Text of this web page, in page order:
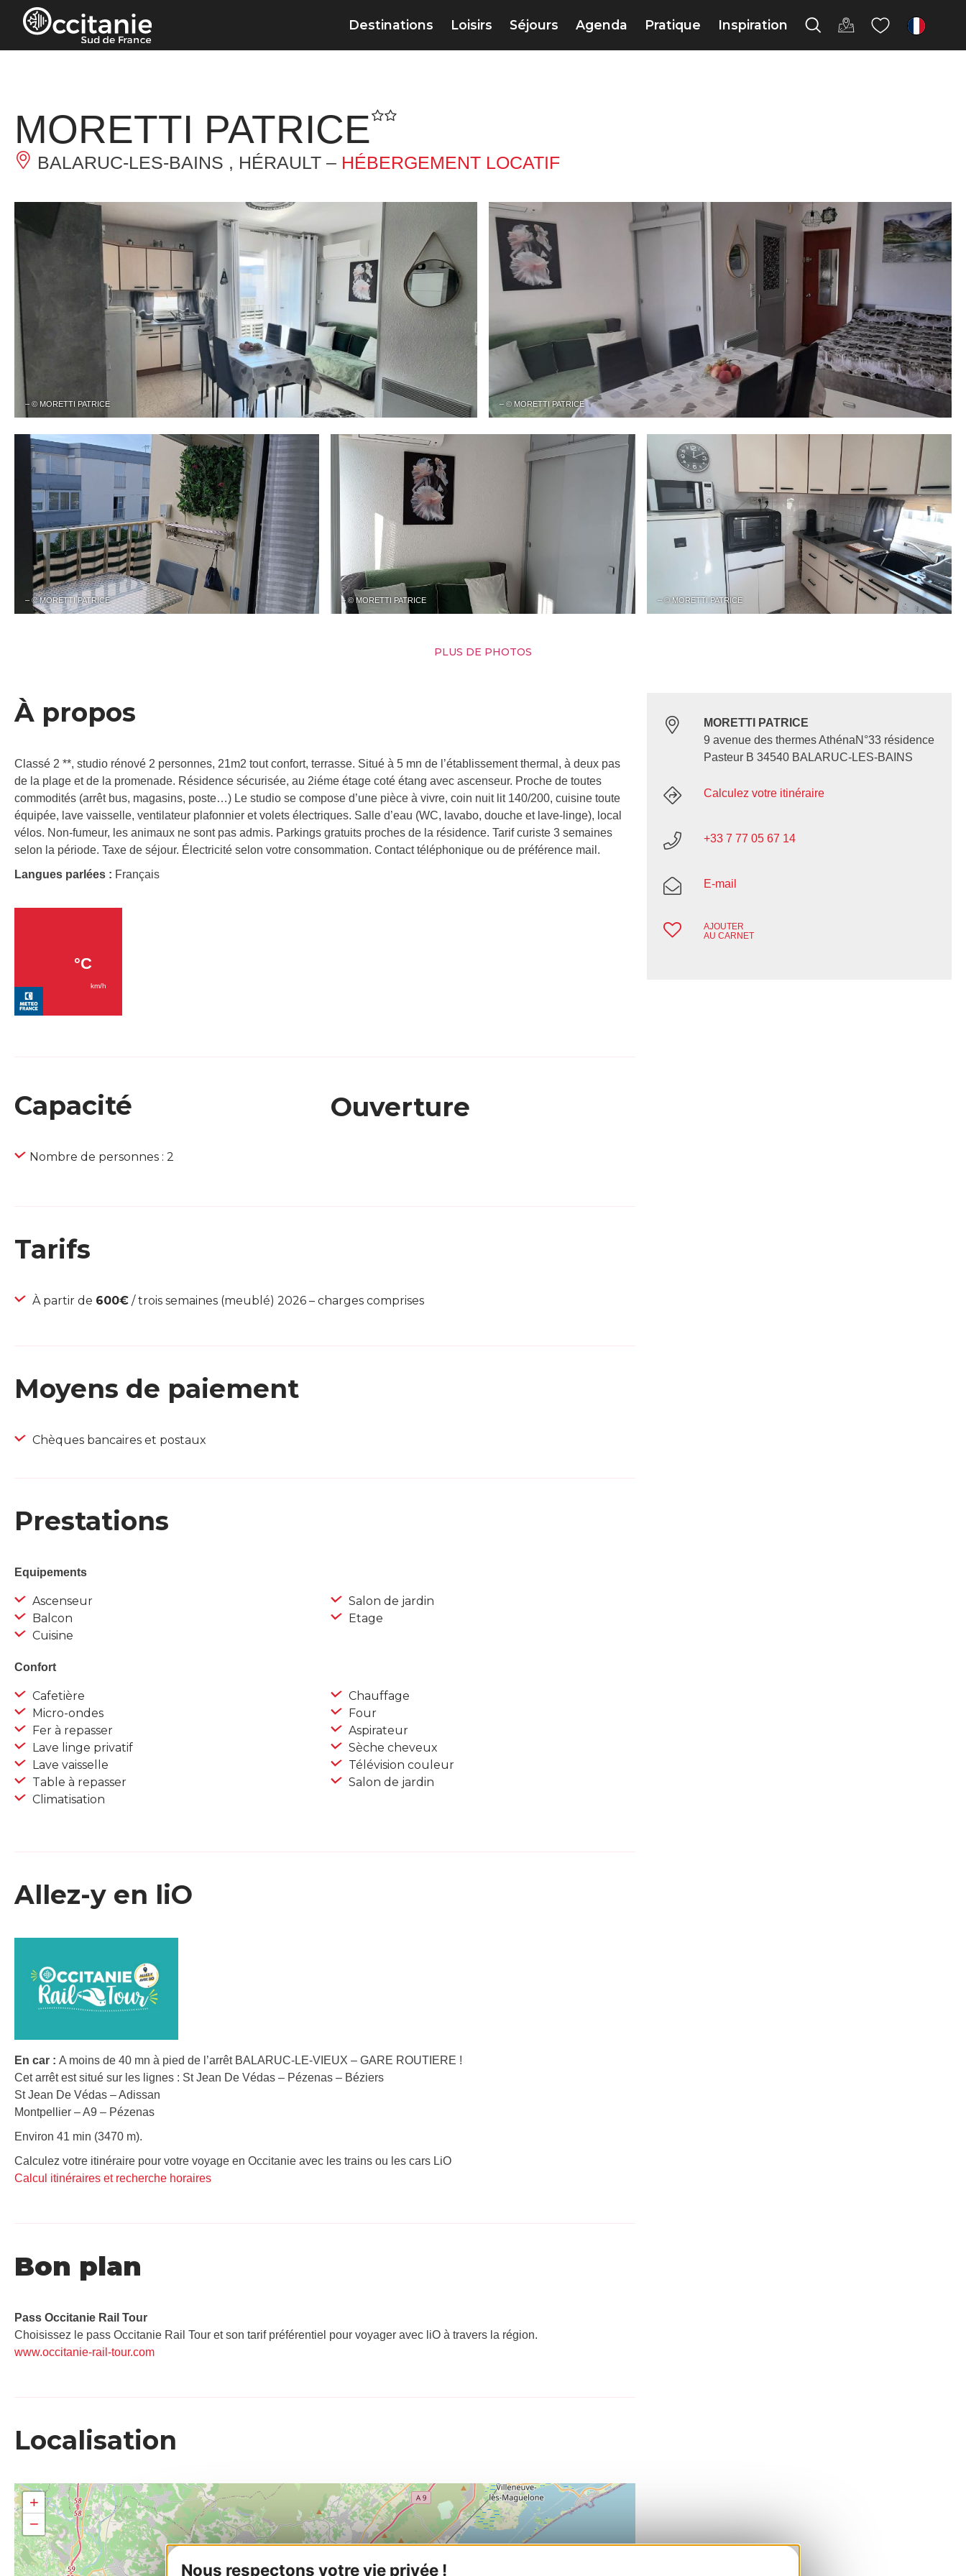
Panneau de gestion des cookies
Nous respectons votre vie privée !
Destinations Loisirs Séjours Agenda Pratique Inspiration fr
MORETTI PATRICE
BALARUC-LES-BAINS , HÉRAULT – HÉBERGEMENT LOCATIF
– © MORETTI PATRICE – © MORETTI PATRICE
– © MORETTI PATRICE – © MORETTI PATRICE – © MORETTI PATRICE
PLUS DE PHOTOS
À propos
Classé 2 **, studio rénové 2 personnes, 21m2 tout confort, terrasse. Situé à 5 mn de l’établissement thermal, à deux pas
de la plage et de la promenade. Résidence sécurisée, au 2iéme étage coté étang avec ascenseur. Proche de toutes
commodités (arrêt bus, magasins, poste…) Le studio se compose d’une pièce à vivre, coin nuit lit 140/200, cuisine toute
équipée, lave vaisselle, ventilateur plafonnier et volets électriques. Salle d’eau (WC, lavabo, douche et lave-linge), local
vélos. Non-fumeur, les animaux ne sont pas admis. Parkings gratuits proches de la résidence. Tarif curiste 3 semaines
selon la période. Taxe de séjour. Électricité selon votre consommation. Contact téléphonique ou de préférence mail.
Langues parlées : Français
Capacité
Nombre de personnes : 2
Ouverture
Tarifs
À partir de 600€ / trois semaines (meublé) 2026 – charges comprises
Moyens de paiement
Chèques bancaires et postaux
Prestations
Equipements
Ascenseur
Balcon
Cuisine
Salon de jardin
Etage
Confort
Cafetière
Micro-ondes
Fer à repasser
Lave linge privatif
Lave vaisselle
Table à repasser
Climatisation
Chauffage
Four
Aspirateur
Sèche cheveux
Télévision couleur
Salon de jardin
Allez-y en liO
En car : A moins de 40 mn à pied de l’arrêt BALARUC-LE-VIEUX – GARE ROUTIERE !
Cet arrêt est situé sur les lignes : St Jean De Védas – Pézenas – Béziers
St Jean De Védas – Adissan
Montpellier – A9 – Pézenas
Environ 41 min (3470 m).
Calculez votre itinéraire pour votre voyage en Occitanie avec les trains ou les cars LiO
Calcul itinéraires et recherche horaires
Bon plan
Pass Occitanie Rail Tour​
Choisissez le pass Occitanie Rail Tour et son tarif préférentiel pour voyager avec liO à travers la région.
www.occitanie-rail-tour.com
Localisation
+
−
MORETTI PATRICE
9 avenue des thermes AthénaN°33 résidence
Pasteur B 34540 BALARUC-LES-BAINS
Calculez votre itinéraire
+33 7 77 05 67 14
E-mail
AJOUTER
AU CARNET